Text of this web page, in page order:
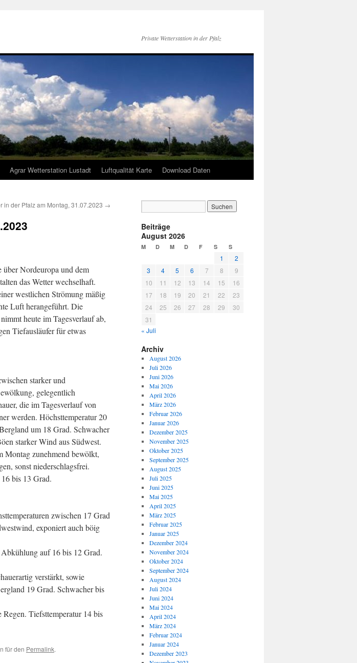
Private Wetterstation in der Pfalz
Agrar Wetterstation Lustadt Luftqualität Karte Download Daten
in der Pfalz am Montag, 31.07.2023 →
Nordeuropa und dem
das Wetter wechselhaft.
westlichen Strömung mäßig
Luft herangeführt. Die
heute im Tagesverlauf ab,
Tiefausläufer für etwas
starker und
gelegentlich
die im Tagesverlauf von
werden. Höchsttemperatur 20
um 18 Grad. Schwacher
starker Wind aus Südwest.
Montag zunehmend bewölkt,
sonst niederschlagsfrei.
bis 13 Grad.
zwischen 17 Grad
exponiert auch böig
auf 16 bis 12 Grad.
verstärkt, sowie
19 Grad. Schwacher bis
Tiefsttemperatur 14 bis
für den Permalink.
Beiträge
August 2026
M D M D F S S
1
2
3
4 5 6 7 8
9
10
11 12 13 14 15
16
17
18 19 20 21 22
23
24
25 26 27 28 29
30
31
« Juli
Archiv
August 2026
Juli 2026
Juni 2026
Mai 2026
April 2026
März 2026
Februar 2026
Januar 2026
Dezember 2025
November 2025
Oktober 2025
September 2025
August 2025
Juli 2025
Juni 2025
Mai 2025
April 2025
März 2025
Februar 2025
Januar 2025
Dezember 2024
November 2024
Oktober 2024
September 2024
August 2024
Juli 2024
Juni 2024
Mai 2024
April 2024
März 2024
Februar 2024
Januar 2024
Dezember 2023